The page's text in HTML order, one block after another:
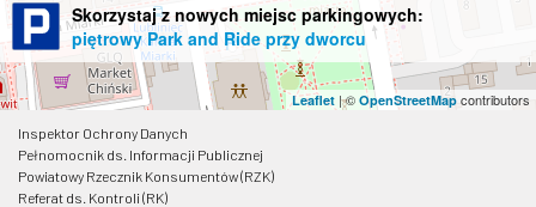
Skorzystaj z nowych miejsc parkingowych:
piętrowy Park and Ride przy dworcu
Leaflet | © OpenStreetMap contributors
Inspektor Ochrony Danych
Pełnomocnik ds. Informacji Publicznej
Powiatowy Rzecznik Konsumentów (RZK)
Referat ds. Kontroli (RK)